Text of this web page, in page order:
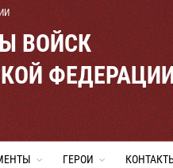
ВОЙСК
ГЕРОИ